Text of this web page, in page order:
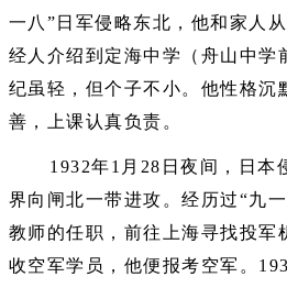
一八”日军侵略东北，他和家人
经人介绍到定海中学（舟山中学
纪虽轻，但个子不小。他性格沉
善，上课认真负责。
1932年1月28日夜间，日本
界向闸北一带进攻。经历过“九
教师的任职，前往上海寻找投军
收空军学员，他便报考空军。